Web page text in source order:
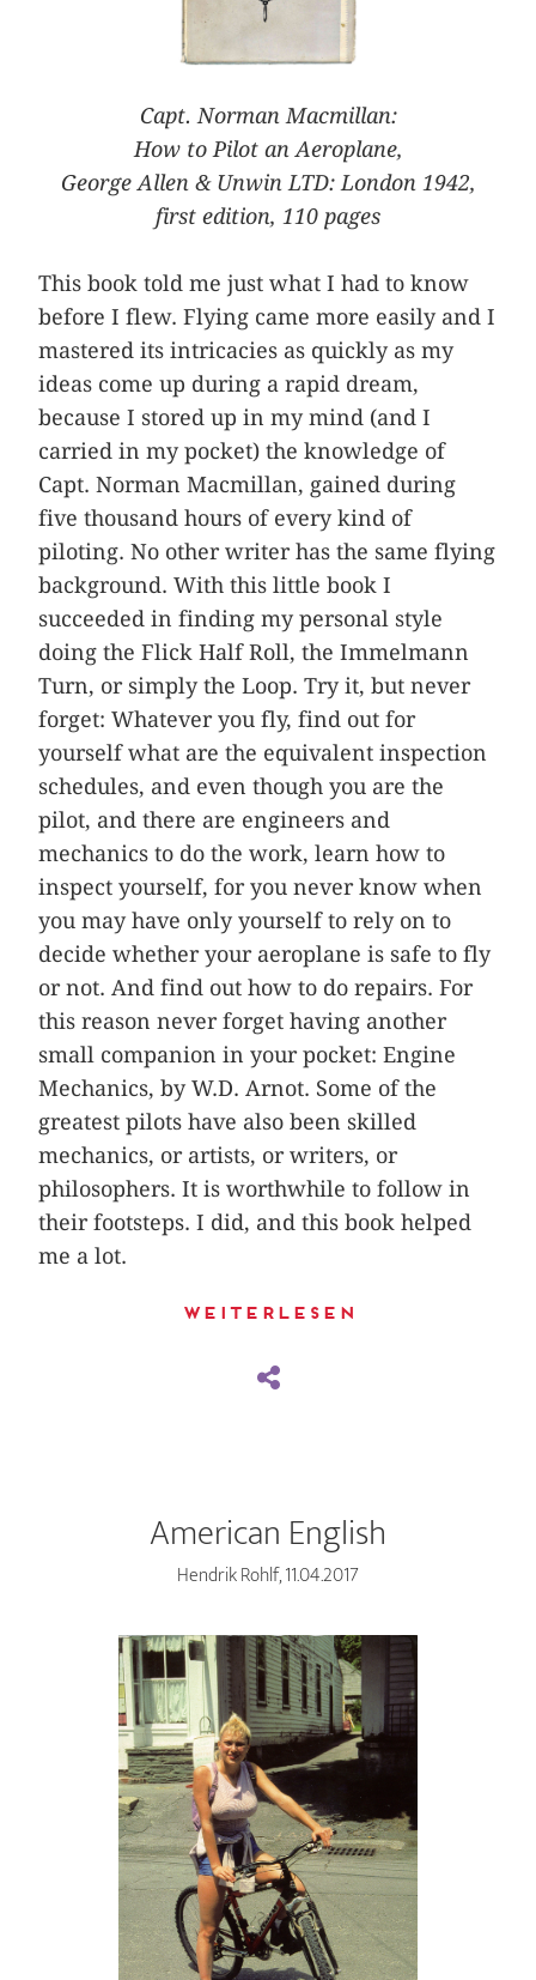
Capt. Norman Macmillan:
How to Pilot an Aeroplane,
George Allen & Unwin LTD: London 1942,
first edition, 110 pages
This book told me just what I had to know
before I flew. Flying came more easily and I
mastered its intricacies as quickly as my
ideas come up during a rapid dream,
because I stored up in my mind (and I
carried in my pocket) the knowledge of
Capt. Norman Macmillan, gained during
five thousand hours of every kind of
piloting. No other writer has the same flying
background. With this little book I
succeeded in finding my personal style
doing the Flick Half Roll, the Immelmann
Turn, or simply the Loop. Try it, but never
forget: Whatever you fly, find out for
yourself what are the equivalent inspection
schedules, and even though you are the
pilot, and there are engineers and
mechanics to do the work, learn how to
inspect yourself, for you never know when
you may have only yourself to rely on to
decide whether your aeroplane is safe to fly
or not. And find out how to do repairs. For
this reason never forget having another
small companion in your pocket: Engine
Mechanics, by W.D. Arnot. Some of the
greatest pilots have also been skilled
mechanics, or artists, or writers, or
philosophers. It is worthwhile to follow in
their footsteps. I did, and this book helped
me a lot.
Weiterlesen
American English
Hendrik Rohlf, 11.04.2017